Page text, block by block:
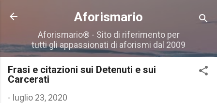
Passa ai contenuti principali
Aforismario
Aforismario® - Sito di riferimento per
tutti gli appassionati di aforismi dal 2009
Frasi e citazioni sui Detenuti e sui
Carcerati
- luglio 23, 2020